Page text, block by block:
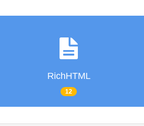
RichHTML
12